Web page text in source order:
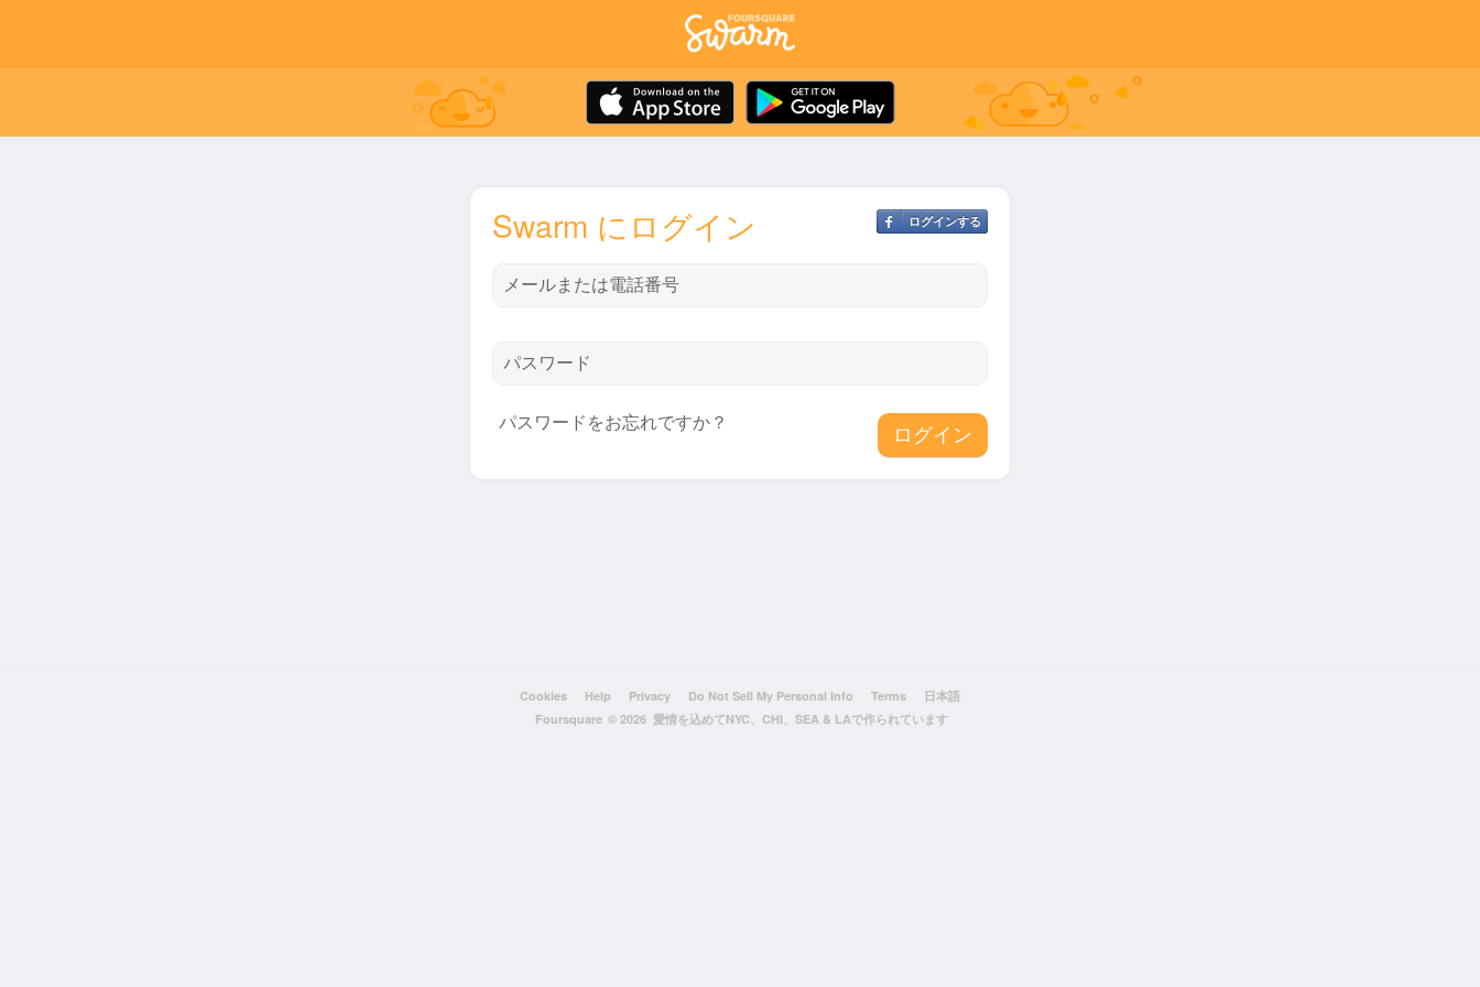
ログインする
Swarm にログイン
メールまたは電話番号
パスワード
パスワードをお忘れですか？
Cookies Help Privacy Do Not Sell My Personal Info Terms
日本語
Foursquare © 2026 愛情を込めてNYC、CHI、SEA & LAで作られています